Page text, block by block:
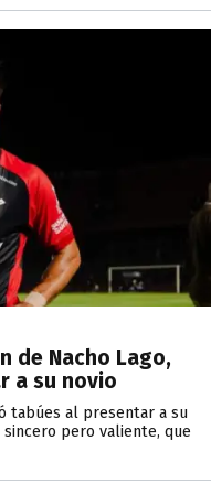
de Nacho Lago,
a su novio
tabúes al presentar a su
pero valiente, que